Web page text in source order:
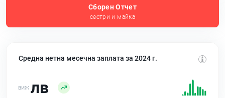
Сборен Отчет
сестри и майка
Средна нетна месечна заплата за 2024 г.
лв